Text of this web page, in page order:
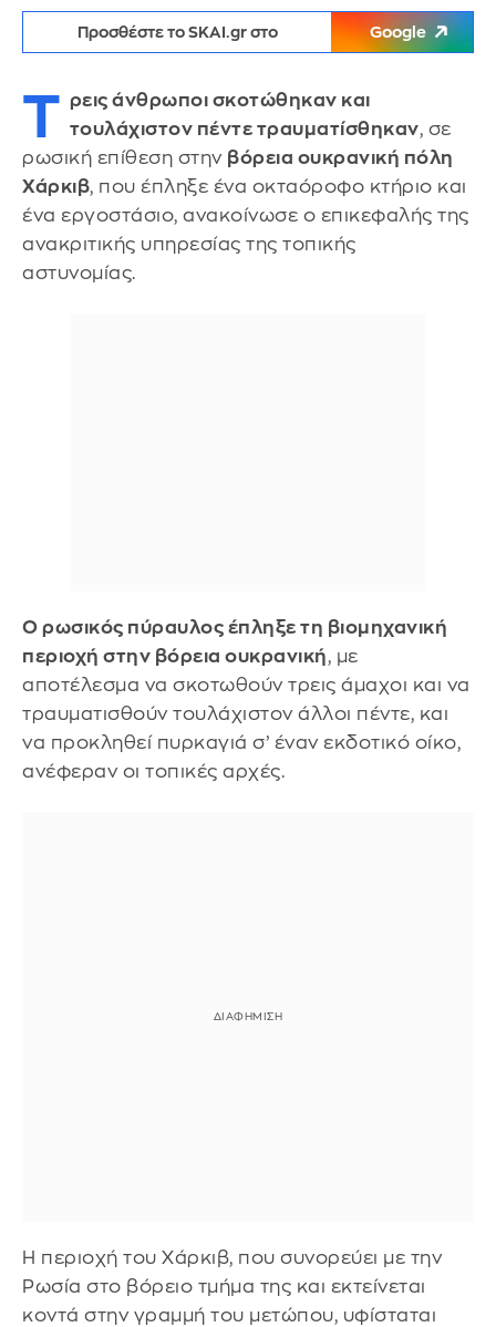
Προσθέστε το SKAI.gr στο Google
Τ ρεις άνθρωποι σκοτώθηκαν και
τουλάχιστον πέντε τραυματίσθηκαν, σε
ρωσική επίθεση στην βόρεια ουκρανική πόλη
Χάρκιβ, που έπληξε ένα οκταόροφο κτήριο και
ένα εργοστάσιο, ανακοίνωσε ο επικεφαλής της
ανακριτικής υπηρεσίας της τοπικής
αστυνομίας.
Ο ρωσικός πύραυλος έπληξε τη βιομηχανική
περιοχή στην βόρεια ουκρανική, με
αποτέλεσμα να σκοτωθούν τρεις άμαχοι και να
τραυματισθούν τουλάχιστον άλλοι πέντε, και
να προκληθεί πυρκαγιά σ’ έναν εκδοτικό οίκο,
ανέφεραν οι τοπικές αρχές.
Η περιοχή του Χάρκιβ, που συνορεύει με την
Ρωσία στο βόρειο τμήμα της και εκτείνεται
κοντά στην γραμμή του μετώπου, υφίσταται